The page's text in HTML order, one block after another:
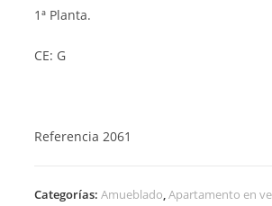
1ª Planta.
CE: G
Referencia 2061
Categorías: Amueblado,Apartamento en